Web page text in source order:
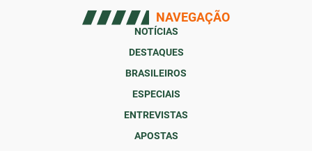
NAVEGAÇÃO
NOTÍCIAS
DESTAQUES
BRASILEIROS
ESPECIAIS
ENTREVISTAS
APOSTAS